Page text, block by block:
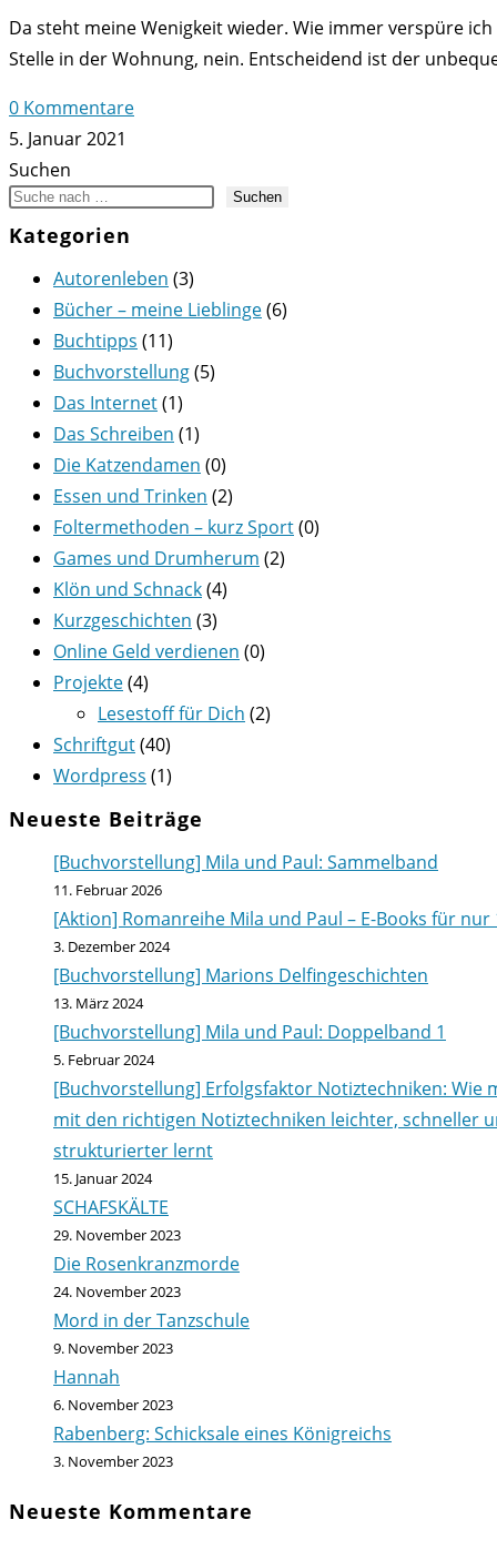
Da steht meine Wenigkeit wieder. Wie immer verspüre
Stelle in der Wohnung, nein. Entscheidend ist der
0 Kommentare
5. Januar 2021
Suchen
Suchen
Kategorien
Autorenleben (3)
Bücher – meine Lieblinge(6)
Buchtipps (11)
Buchvorstellung(5)
Das Internet(1)
Das Schreiben (1)
Die Katzendamen (0)
Essen und Trinken (2)
Foltermethoden – kurz Sport(0)
Games und Drumherum (2)
Klön und Schnack(4)
Kurzgeschichten (3)
Online Geld verdienen (0)
Projekte(4)
Lesestoff für Dich (2)
Schriftgut(40)
Wordpress (1)
Neueste Beiträge
[Buchvorstellung] Mila und Paul: Sammelband
11. Februar 2026
[Aktion] Romanreihe Mila und Paul – E-Books für nur
3. Dezember 2024
[Buchvorstellung] Marions Delfingeschichten
13. März 2024
[Buchvorstellung] Mila und Paul: Doppelband 1
5. Februar 2024
[Buchvorstellung] Erfolgsfaktor Notiztechniken: Wie
mit den richtigen Notiztechniken leichter, schneller
strukturierter lernt
15. Januar 2024
SCHAFSKÄLTE
29. November 2023
Die Rosenkranzmorde
24. November 2023
Mord in der Tanzschule
9. November 2023
Hannah
6. November 2023
Rabenberg: Schicksale eines Königreichs
3. November 2023
Neueste Kommentare